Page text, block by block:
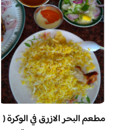
مطعم البحر الازرق في الوكرة (